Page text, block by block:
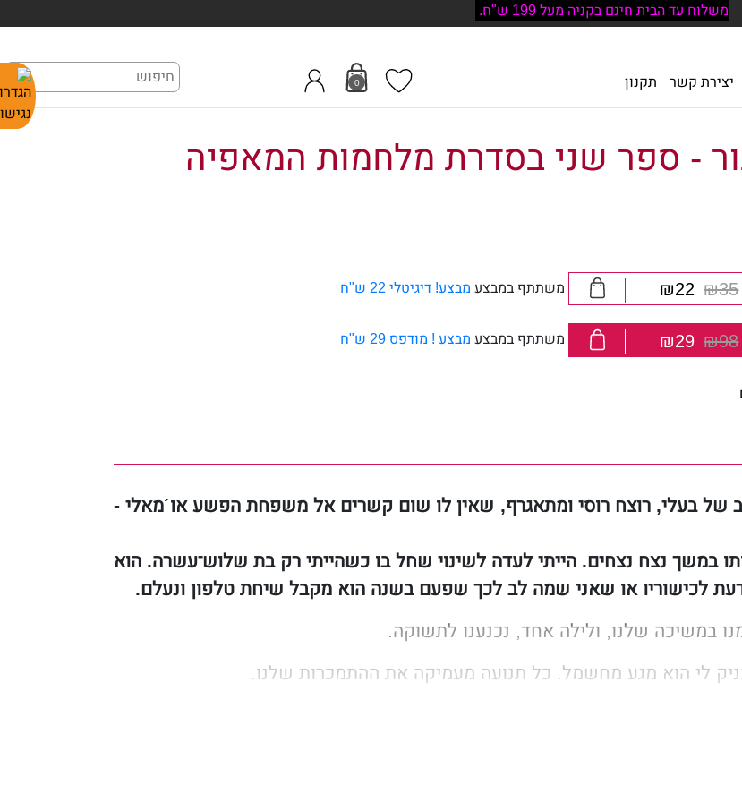
משלוח עד הבית חינם בקניה מעל 199 ש"ח.
יצירת קשר תקנון 0
- ספר שני בסדרת מלחמות המאפיה
₪35
₪22 משתתף במבצע מבצע! דיגיטלי 22 ש"ח
₪98
₪29 משתתף במבצע מבצע ! מודפס 29 ש"ח
של בעלי, רוצח רוסי ומתאגרף, שאין לו שום קשרים אל משפחת הפשע או´מאלי -
במשך נצח נצחים. הייתי לעדה לשינוי שחל בו כשהייתי רק בת שלוש־עשרה. הוא
לכישוריו או שאני שמה לב לכך שפעם בשנה הוא מקבל שיחת טלפון ונעלם.
במשיכה שלנו, ולילה אחד, נכנענו לתשוקה.
לי הוא מגע מחשמל. כל תנועה מעמיקה את ההתמכרות שלנו.
החיים היו מושלמים.